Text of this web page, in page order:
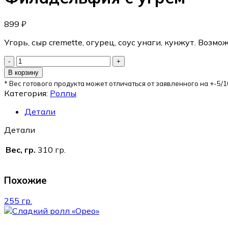
899 ₽
Угорь, сыр cremette, огурец, соус унаги, кунжут.
В корзину
* Вес готового продукта может отличаться от заявленного на +-5/
Категория: Роллы
Детали
Детали
Вес, гр. 310 гр.
Похожие
255 гр.